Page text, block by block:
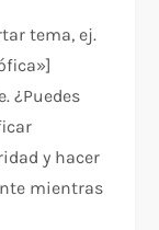
tema, ej.
¿Puedes
y hacer
mientras